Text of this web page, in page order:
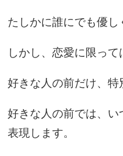
たしかに誰にでも優し
しかし、恋愛に限って
好きな人の前だけ、特
好きな人の前では、
表現します。